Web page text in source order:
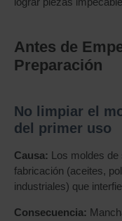
Antes de
Preparación
No limpiar el
del primer uso
Causa: Los moldes de
fabricación (aceites,
industriales) que
Consecuencia: